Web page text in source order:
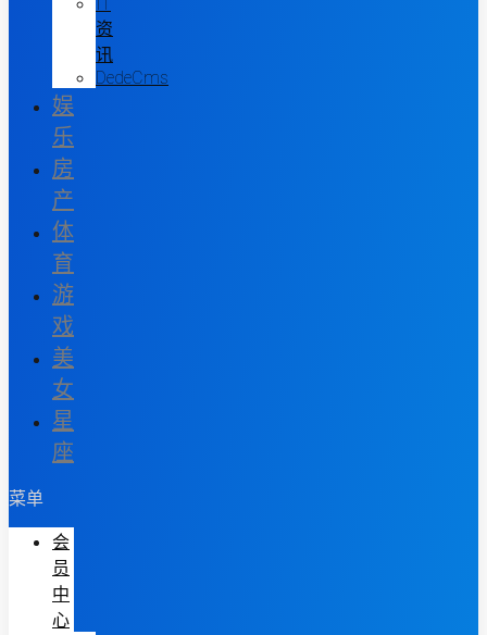
资
讯
DedeCms
娱
乐
房
产
体
育
游
戏
美
女
星
座
菜单
会
员
中
心